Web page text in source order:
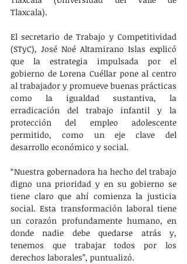
Tlaxcala).
El secretario de Trabajo y Competitividad
(STyC), José Noé Altamirano Islas explicó
que la estrategia impulsada por el
gobierno de Lorena Cuéllar pone al centro
al trabajador y promueve buenas prácticas
como la igualdad sustantiva, la
erradicación del trabajo infantil y la
protección del empleo adolescente
permitido, como un eje clave del
desarrollo económico y social.
“Nuestra gobernadora ha hecho del trabajo
digno una prioridad y en su gobierno se
tiene claro que ahí comienza la justicia
social. Esta transformación laboral tiene
un corazón profundamente humano, en
donde nadie debe quedarse atrás y,
tenemos que trabajar todos por los
derechos laborales”, puntualizó.